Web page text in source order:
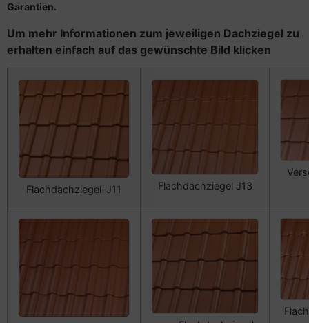
Garantien.
Um mehr Informationen zum jeweiligen Dachziegel zu
erhalten einfach auf das gewünschte Bild klicken
Flachdachziegel-J11 Flachdachziegel J13